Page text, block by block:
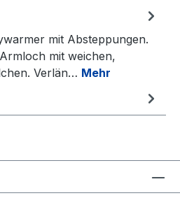
mit Absteppungen.
mit weichen,
Verlän… Mehr